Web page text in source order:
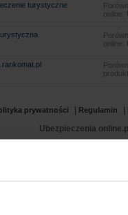
turystyczne
prywatności Regulamin
Ubezpieczenia